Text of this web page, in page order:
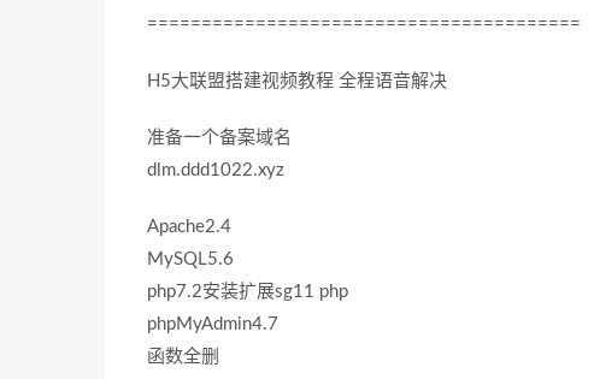
========================================
H5大联盟搭建视频教程 全程语音解决
准备一个备案域名
dlm.ddd1022.xyz
Apache2.4
MySQL5.6
php7.2安装扩展sg11 php
phpMyAdmin4.7
函数全删